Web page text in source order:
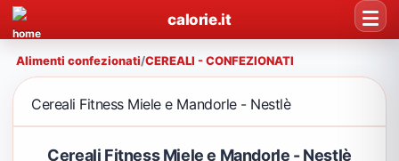
calorie.it
Alimenti confezionati/CEREALI - CONFEZIONATI
Cereali Fitness Miele e Mandorle - Nestlè
Cereali Fitness Miele e Mandorle - Nestlè